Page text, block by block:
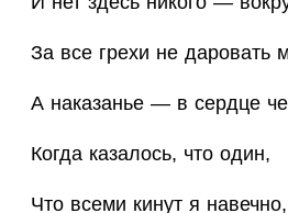
За все грехи не даровать
А наказанье — в сердце
Когда казалось, что один,
Что всеми кинут я навечно,